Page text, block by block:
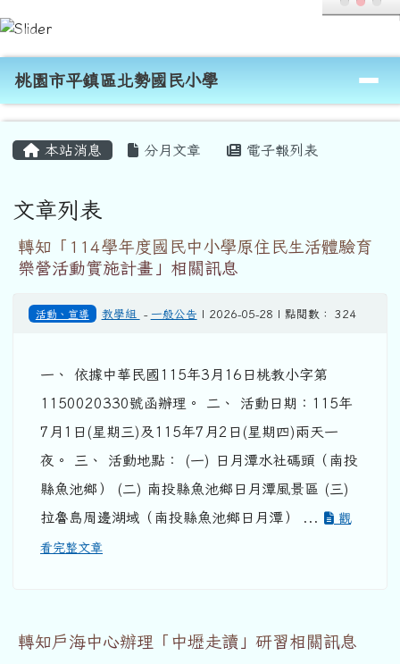
跳至主內容區
桃園市平鎮區北勢國民小學
導覽列
桃園市平鎮區北勢國民小學
本站消息 分月文章 電子報列表
文章列表
轉知「114學年度國民中小學原住民生活體驗育
樂營活動實施計畫」相關訊息
活動、宣導 教學組 - 一般公告 | 2026-05-28 | 點閱數： 324
一、 依據中華民國115年3月16日桃教小字第
1150020330號函辦理。 二、 活動日期：115年
7月1日(星期三)及115年7月2日(星期四)兩天一
夜。 三、 活動地點： (一) 日月潭水社碼頭（南投
縣魚池鄉） (二) 南投縣魚池鄉日月潭風景區 (三)
拉魯島周邊湖域（南投縣魚池鄉日月潭） ...
觀
看完整文章
轉知戶海中心辦理「中壢走讀」研習相關訊息